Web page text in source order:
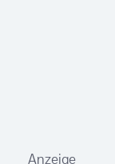
Anzeige